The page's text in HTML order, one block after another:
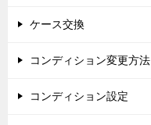
ケース交換
コンディション変更方法
コンディション設定